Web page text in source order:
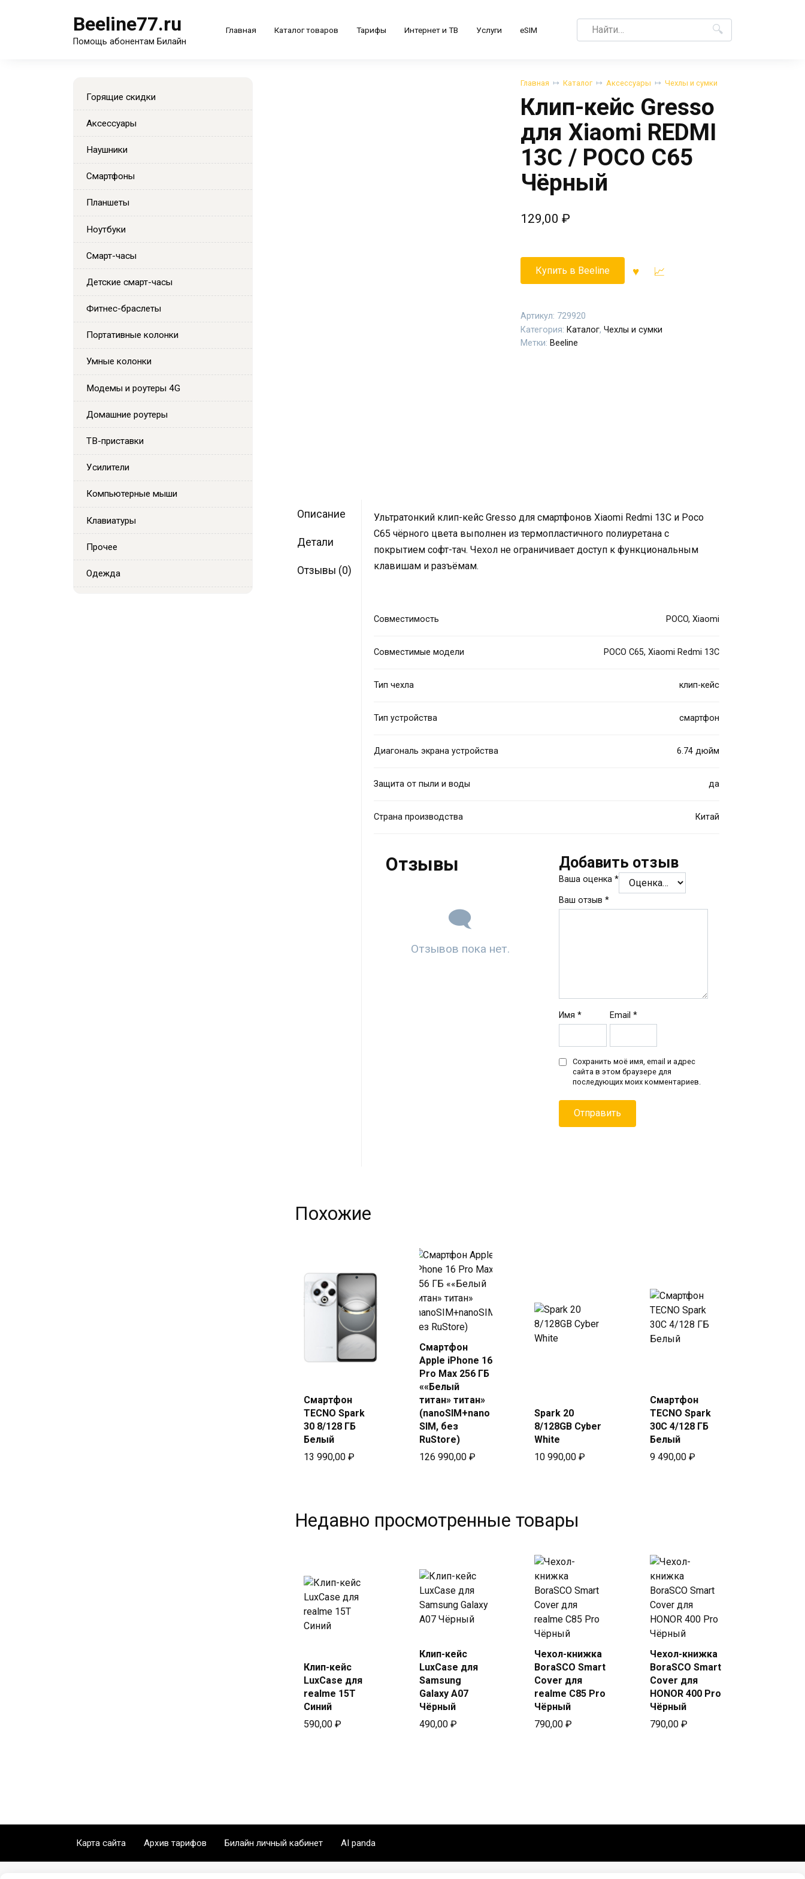
Beeline77.ru
Помощь абонентам Билайн
Главная Каталог товаров Тарифы Интернет и ТВ Услуги eSIM
Search
for:
Главная Каталог Аксессуары Чехлы и сумки
Клип-кейс Gresso
для Xiaomi REDMI
13C / POCO C65
Чёрный
129,00 ₽
Купить в Beeline
Артикул: 729920
Категория: Каталог, Чехлы и сумки
Метки: Beeline
Описание
Детали
Отзывы (0)
Ультратонкий клип-кейс Gresso для смартфонов Xiaomi Redmi 13C и Poco
C65 чёрного цвета выполнен из термопластичного полиуретана с
покрытием софт-тач. Чехол не ограничивает доступ к функциональным
клавишам и разъёмам.
Совместимость POCO, Xiaomi
Совместимые модели POCO C65, Xiaomi Redmi 13C
Тип чехла клип-кейс
Тип устройства смартфон
Диагональ экрана устройства 6.74 дюйм
Защита от пыли и воды да
Страна производства Китай
Отзывы
Отзывов пока нет.
Добавить отзыв
Ваша оценка*
Ваш отзыв*
Имя* Email *
Сохранить моё имя, email и адрес
сайта в этом браузере для
последующих моих комментариев.
Похожие
в Beeline
Смартфон
TECNO Spark
30 8/128 ГБ
Белый
13 990,00 ₽
Купить в
Beeline
Смартфон
Apple iPhone 16
Pro Max 256 ГБ
««Белый
титан» титан»
(nanoSIM+nano
SIM, без
RuStore)
126 990,00 ₽
Spark 20
8/128GB Cyber
White
10 990,00 ₽
Смартфон
TECNO Spark
30C 4/128 ГБ
Белый
9 490,00 ₽
Недавно просмотренные товары
в Beeline
Клип-кейс
LuxCase для
realme 15T
Синий
590,00 ₽
Купить
в Beeline
Клип-кейс
LuxCase для
Samsung
Galaxy A07
Чёрный
490,00 ₽
Купить
в Beeline
Чехол-книжка
BoraSCO Smart
Cover для
realme C85 Pro
Чёрный
790,00 ₽
Купить
в Beeline
Чехол-книжка
BoraSCO Smart
Cover для
HONOR 400 Pro
Чёрный
790,00 ₽
Горящие скидки
Аксессуары
Наушники
Смартфоны
Планшеты
Ноутбуки
Смарт-часы
Детские смарт-часы
Фитнес-браслеты
Портативные колонки
Умные колонки
Модемы и роутеры 4G
Домашние роутеры
ТВ-приставки
Усилители
Компьютерные мыши
Клавиатуры
Прочее
Одежда
Карта сайта Архив тарифов Билайн личный кабинет AI panda